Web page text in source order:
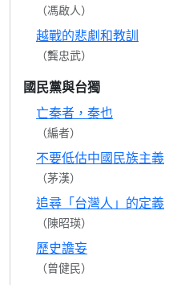
（馮啟人）
越戰的悲劇和教訓
（龔忠武）
國民黨與台獨
亡秦者，秦也
（編者）
不要低估中國民族主義
（茅漢）
追尋「台灣人」的定義
（陳昭瑛）
歷史譫妄
（曾健民）